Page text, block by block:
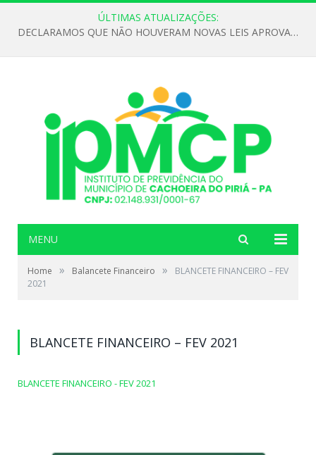
ÚLTIMAS ATUALIZAÇÕES:
DECLARAMOS QUE NÃO HOUVERAM NOVAS LEIS APROVADAS ATÉ O MOMENTO PARA O INSTITUTO DE PREVIDÊNCIA NO ANO DE 2026
MENU
Home » Balancete Financeiro »
BLANCETE FINANCEIRO – FEV
2021
BLANCETE FINANCEIRO – FEV 2021
BLANCETE FINANCEIRO - FEV 2021